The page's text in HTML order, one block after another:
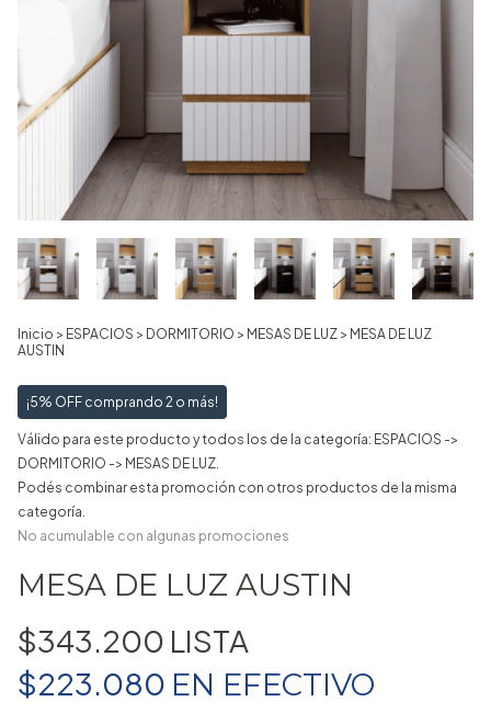
Inicio > ESPACIOS > DORMITORIO > MESAS DE LUZ > MESA DE LUZ
AUSTIN
¡5% OFF comprando 2 o más!
Válido para este producto y todos los de la categoría: ESPACIOS ->
DORMITORIO -> MESAS DE LUZ.
Podés combinar esta promoción con otros productos de la misma
categoría.
No acumulable con algunas promociones
MESA DE LUZ AUSTIN
$343.200
$223.080 EN EFECTIVO